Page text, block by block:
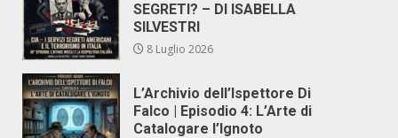
SEGRETI? – DI ISABELLA
SILVESTRI
8 Luglio 2026
L’Archivio dell’Ispettore Di
Falco | Episodio 4: L’Arte di
Catalogare l’Ignoto